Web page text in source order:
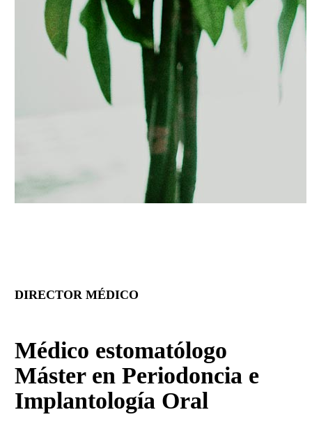
DIRECTOR MÉDICO
Médico estomatólogo
Máster en Periodoncia e
Implantología Oral